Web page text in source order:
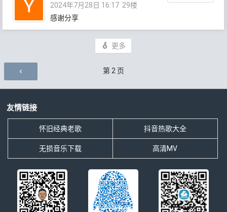
2024年7月28日 16:17 29楼
感谢分享
更多
评论导航 第 2 页
友情链接
怀旧经典老歌 抖音热歌大全
无损音乐下载 高清MV